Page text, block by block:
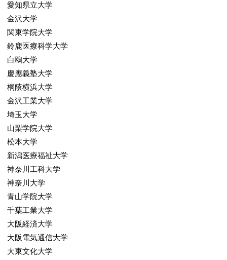
愛知県立大学
金沢大学
関東学院大学
鈴鹿医療科学大学
白鴎大学
慶應義塾大学
桐蔭横浜大学
金沢工業大学
埼玉大学
山梨学院大学
松本大学
新潟医療福祉大学
神奈川工科大学
神奈川大学
青山学院大学
千葉工業大学
大阪経済大学
大阪電気通信大学
大東文化大学